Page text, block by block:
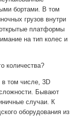
бортами. В том
грузов внутри
платформы
на тип колес и
количества?
в том числе, 3D
Бывают
случаи. К
оборудования из